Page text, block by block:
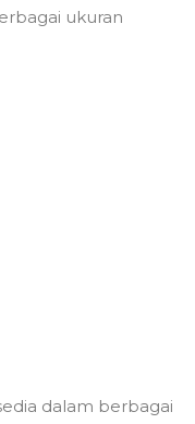
ukuran
dalam berbagai